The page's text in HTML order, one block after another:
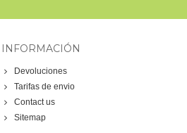
INFORMACIÓN
Devoluciones
Tarifas de envio
Contact us
Sitemap